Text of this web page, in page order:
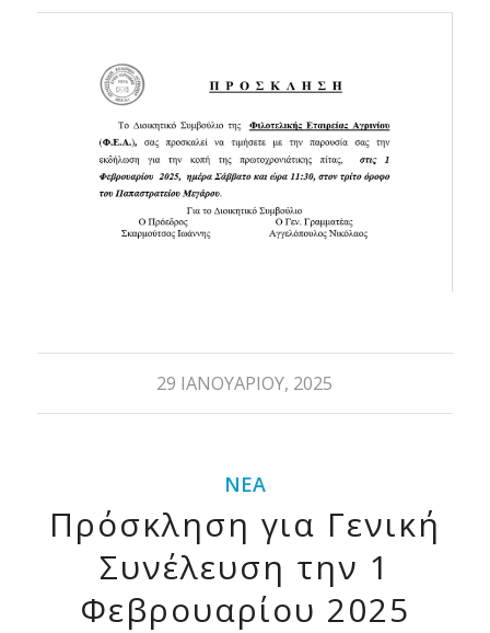
29 ΙΑΝΟΥΑΡΊΟΥ, 2025
ΝΈΑ
Πρόσκληση για Γενική
Συνέλευση την 1
Φεβρουαρίου 2025